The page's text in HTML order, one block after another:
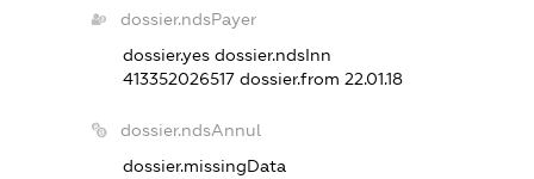
dossier.ndsPayer
dossier.yes dossier.ndsInn
413352026517 dossier.from 22.01.18
dossier.ndsAnnul
dossier.missingData